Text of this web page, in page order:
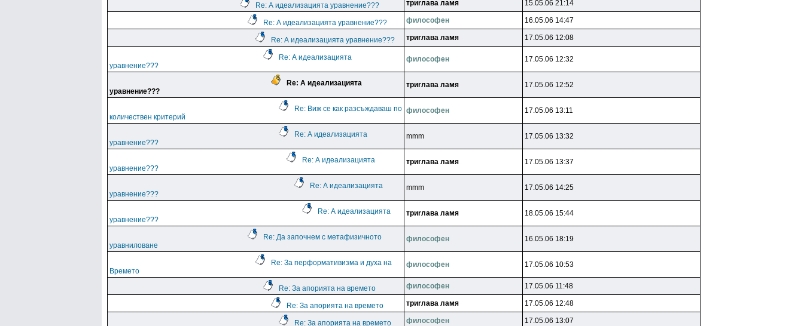
Re: А идеализацията уравнение??? тpиrлaвa лaмя 15.05.06 21:14
Re: А идеализацията уравнение??? филocoфeн 16.05.06 14:47
Re: А идеализацията уравнение??? тpиrлaвa лaмя 17.05.06 12:08
Re: А идеализацията
уравнение???
филocoфeн 17.05.06 12:32
Re: А идеализацията
уравнение???
тpиrлaвa лaмя 17.05.06 12:52
Re: Виж се как разсъждаваш по
количествен критерий
филocoфeн 17.05.06 13:11
Re: А идеализацията
уравнение???
mmm 17.05.06 13:32
Re: А идеализацията
уравнение???
тpиrлaвa лaмя 17.05.06 13:37
Re: А идеализацията
уравнение???
mmm 17.05.06 14:25
Re: А идеализацията
уравнение???
тpиrлaвa лaмя 18.05.06 15:44
Re: Да започнем с метафизичното
уравниловане
филocoфeн 16.05.06 18:19
Re: За перформативизма и духа на
Времето
филocoфeн 17.05.06 10:53
Re: За апорията на времето филocoфeн 17.05.06 11:48
Re: За апорията на времето тpиrлaвa лaмя 17.05.06 12:48
Re: За апорията на времето филocoфeн 17.05.06 13:07